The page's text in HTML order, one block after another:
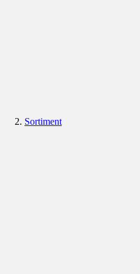
Sortiment